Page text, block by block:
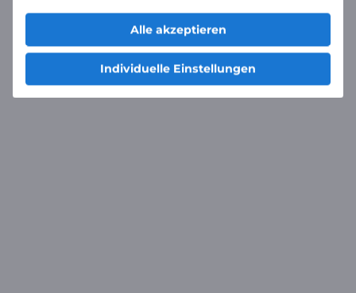
Individuelle Einstellungen
Alle akzeptieren